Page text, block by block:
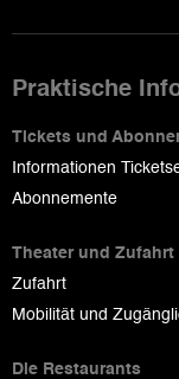
Praktische
Tickets und
Informationen
Abonnemente
Theater und Zufahrt
Zufahrt
Mobilität und
Die Restaurants